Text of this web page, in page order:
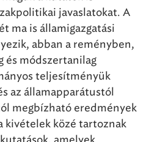
javaslatokat. A
ma is államigazgatási
abban a reményben,
és módszertanilag
teljesítményük
az államapparátustól
megbízható eredmények
kivételek közé tartoznak
amelyek